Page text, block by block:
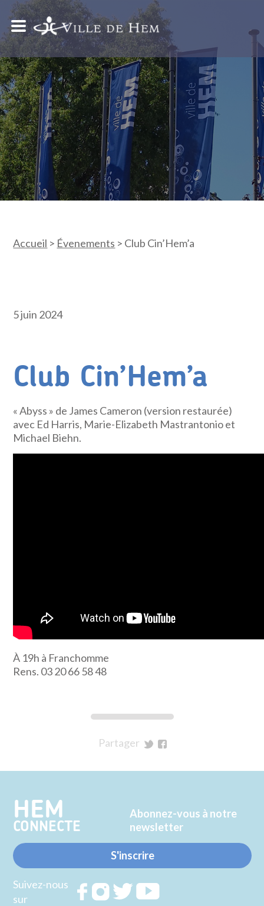
Accueil > Évenements > Club Cin’Hem’a
5 juin 2024
Club Cin’Hem’a
« Abyss » de James Cameron (version restaurée)
avec Ed Harris, Marie-Elizabeth Mastrantonio et
Michael Biehn.
À 19h à Franchomme
Rens. 03 20 66 58 48
Partager
Twitter
Facebook
HEM
CONNECTE
Abonnez-vous à notre
newsletter
S'inscrire
Suivez-nous
sur
RejoignezRejoignezRejoignez